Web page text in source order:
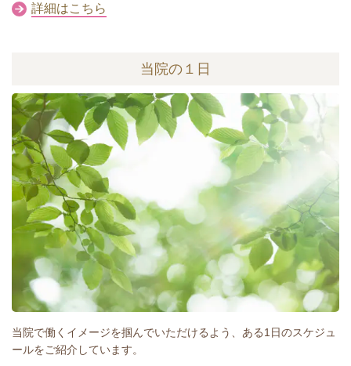
詳細はこちら
当院の１日
当院で働くイメージを掴んでいただけるよう、ある1日のスケジュ
ールをご紹介しています。